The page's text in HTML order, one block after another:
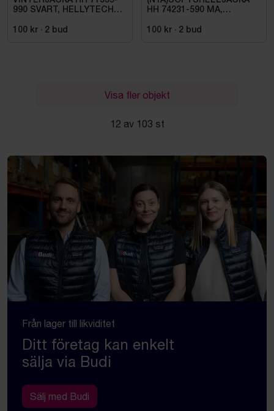
990 SVART, HELLYTECH
100 kr · 2 bud
HH 74231-590 MA,
100 kr · 2 bud
Visa fler objekt
12 av 103 st
Från lager till likviditet
Ditt företag kan enkelt
sälja via Budi
Sälj med Budi